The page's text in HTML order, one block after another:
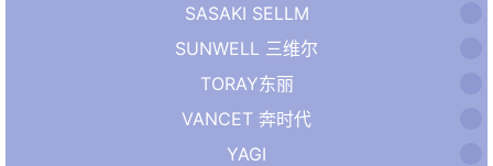
SASAKI SELLM
SUNWELL 三维尔
TORAY东丽
VANCET 奔时代
YAGI